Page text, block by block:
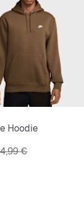
Hoodie
Prijs
€